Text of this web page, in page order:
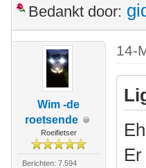
Bedankt door:
Wim -de
roetsende
Roeifietser
Berichten: 7.594
14-